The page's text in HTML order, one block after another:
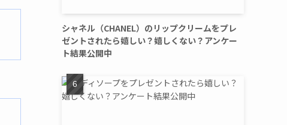
シャネル（CHANEL）のリップクリームをプレ
ゼントされたら嬉しい？嬉しくない？アンケー
ト結果公開中